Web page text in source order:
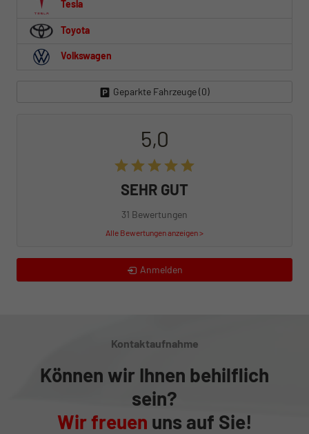
Tesla
Toyota
Volkswagen
Geparkte Fahrzeuge (0)
5,0
SEHR GUT
31 Bewertungen
Alle Bewertungen anzeigen >
Anmelden
Kontaktaufnahme
Können wir Ihnen behilflich
sein?
Wir freuen uns auf Sie!